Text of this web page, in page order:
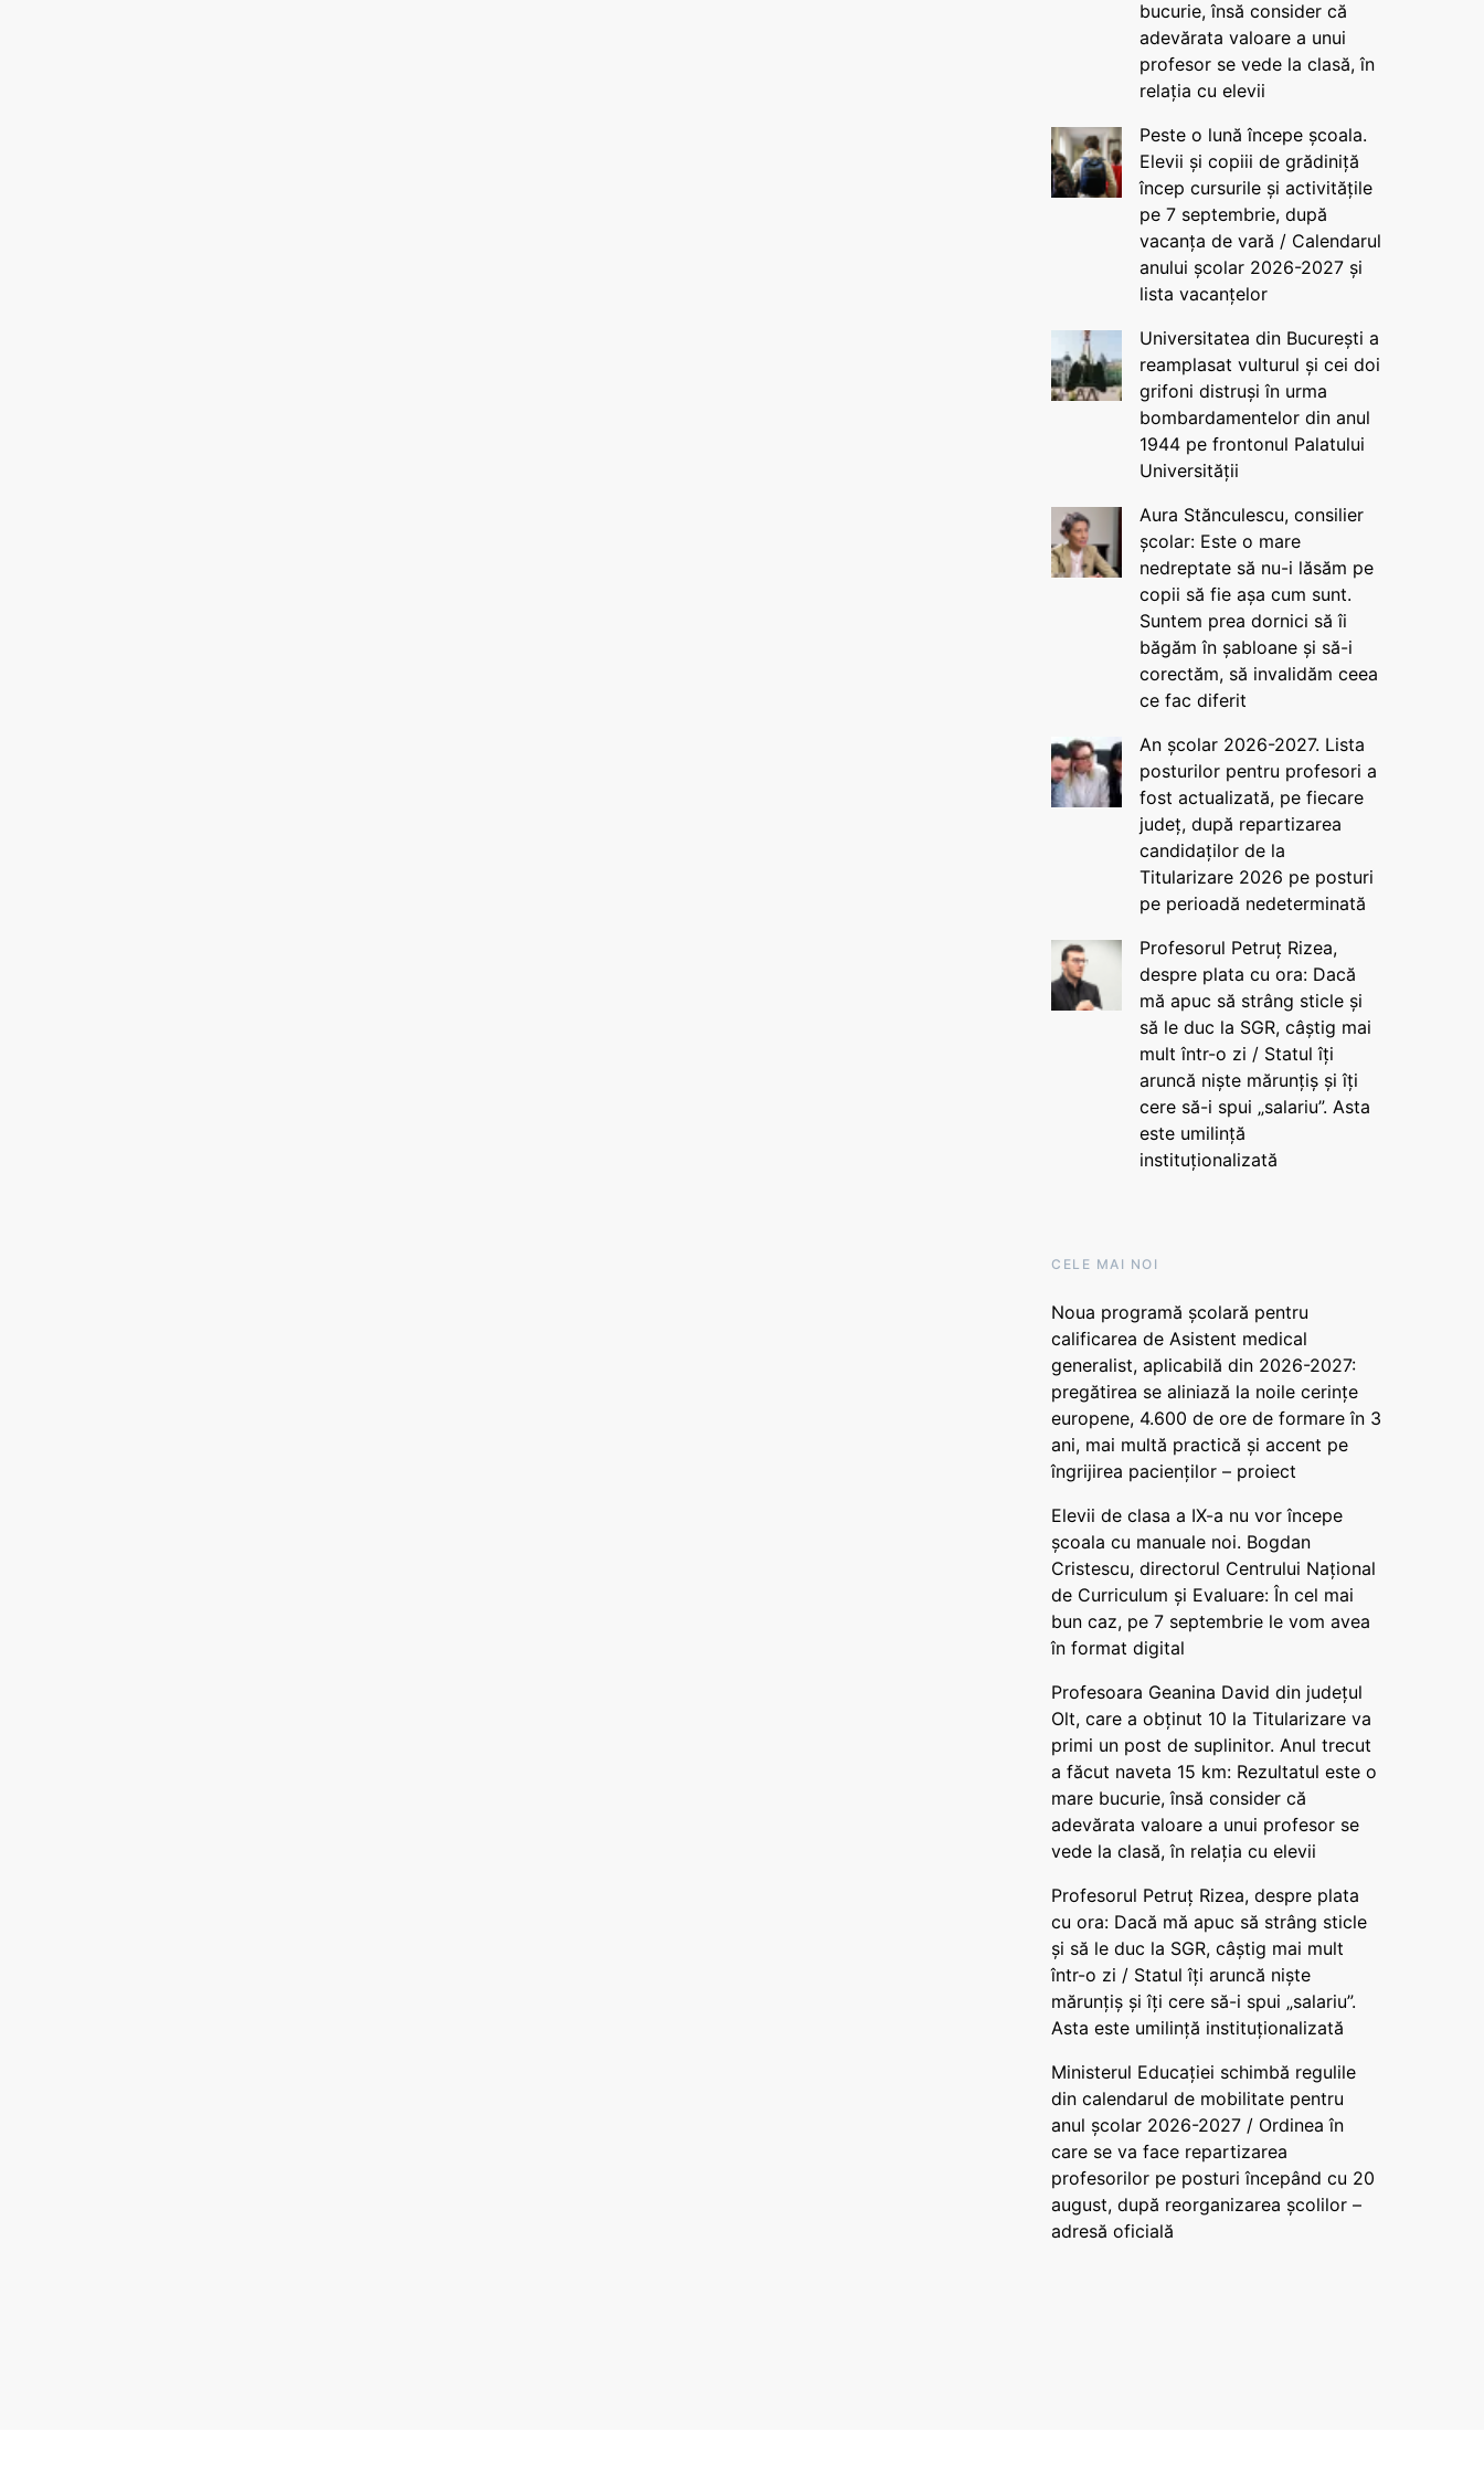
bucurie, însă consider că
adevărata valoare a unui
profesor se vede la clasă, în
relația cu elevii
Peste o lună începe școala.
Elevii și copiii de grădiniță
încep cursurile și activitățile
pe 7 septembrie, după
vacanța de vară / Calendarul
anului școlar 2026-2027 și
lista vacanțelor
Universitatea din București a
reamplasat vulturul și cei doi
grifoni distruși în urma
bombardamentelor din anul
1944 pe frontonul Palatului
Universității
Aura Stănculescu, consilier
școlar: Este o mare
nedreptate să nu-i lăsăm pe
copii să fie așa cum sunt.
Suntem prea dornici să îi
băgăm în șabloane și să-i
corectăm, să invalidăm ceea
ce fac diferit
An școlar 2026-2027. Lista
posturilor pentru profesori a
fost actualizată, pe fiecare
județ, după repartizarea
candidaților de la
Titularizare 2026 pe posturi
pe perioadă nedeterminată
Profesorul Petruț Rizea,
despre plata cu ora: Dacă
mă apuc să strâng sticle și
să le duc la SGR, câștig mai
mult într-o zi / Statul îți
aruncă niște mărunțiș și îți
cere să-i spui „salariu”. Asta
este umilință
instituționalizată
CELE MAI NOI
Noua programă școlară pentru
calificarea de Asistent medical
generalist, aplicabilă din 2026-2027:
pregătirea se aliniază la noile cerințe
europene, 4.600 de ore de formare în 3
ani, mai multă practică și accent pe
îngrijirea pacienților – proiect
Elevii de clasa a IX-a nu vor începe
școala cu manuale noi. Bogdan
Cristescu, directorul Centrului Național
de Curriculum și Evaluare: În cel mai
bun caz, pe 7 septembrie le vom avea
în format digital
Profesoara Geanina David din județul
Olt, care a obținut 10 la Titularizare va
primi un post de suplinitor. Anul trecut
a făcut naveta 15 km: Rezultatul este o
mare bucurie, însă consider că
adevărata valoare a unui profesor se
vede la clasă, în relația cu elevii
Profesorul Petruț Rizea, despre plata
cu ora: Dacă mă apuc să strâng sticle
și să le duc la SGR, câștig mai mult
într-o zi / Statul îți aruncă niște
mărunțiș și îți cere să-i spui „salariu”.
Asta este umilință instituționalizată
Ministerul Educației schimbă regulile
din calendarul de mobilitate pentru
anul școlar 2026-2027 / Ordinea în
care se va face repartizarea
profesorilor pe posturi începând cu 20
august, după reorganizarea școlilor –
adresă oficială